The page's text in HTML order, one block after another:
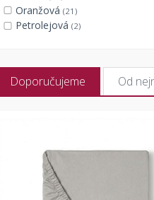
Oranžová (21)
Petrolejová (2)
Doporučujeme Od